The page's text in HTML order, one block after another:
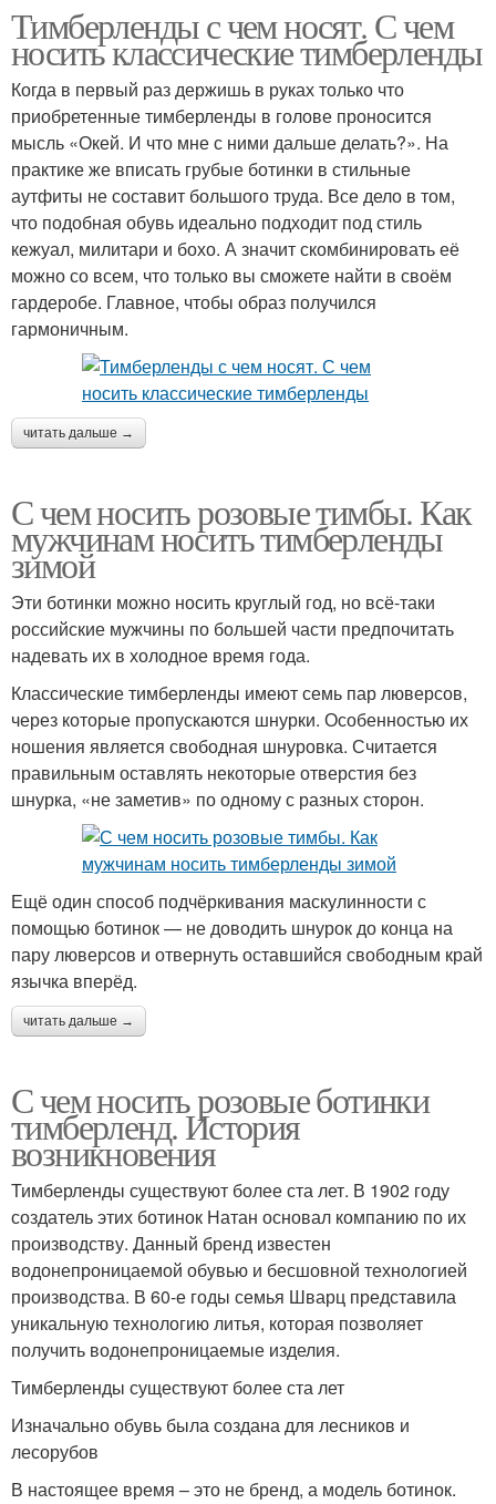
Тимберленды с чем носят. С чем
носить классические тимберленды
Когда в первый раз держишь в руках только что
приобретенные тимберленды в голове проносится
мысль «Окей. И что мне с ними дальше делать?». На
практике же вписать грубые ботинки в стильные
аутфиты не составит большого труда. Все дело в том,
что подобная обувь идеально подходит под стиль
кежуал, милитари и бохо. А значит скомбинировать её
можно со всем, что только вы сможете найти в своём
гардеробе. Главное, чтобы образ получился
гармоничным.
читать дальше →
С чем носить розовые тимбы. Как
мужчинам носить тимберленды
зимой
Эти ботинки можно носить круглый год, но всё-таки
российские мужчины по большей части предпочитать
надевать их в холодное время года.
Классические тимберленды имеют семь пар люверсов,
через которые пропускаются шнурки. Особенностью их
ношения является свободная шнуровка. Считается
правильным оставлять некоторые отверстия без
шнурка, «не заметив» по одному с разных сторон.
Ещё один способ подчёркивания маскулинности с
помощью ботинок — не доводить шнурок до конца на
пару люверсов и отвернуть оставшийся свободным край
язычка вперёд.
читать дальше →
С чем носить розовые ботинки
тимберленд. История
возникновения
Тимберленды существуют более ста лет. В 1902 году
создатель этих ботинок Натан основал компанию по их
производству. Данный бренд известен
водонепроницаемой обувью и бесшовной технологией
производства. В 60-е годы семья Шварц представила
уникальную технологию литья, которая позволяет
получить водонепроницаемые изделия.
Тимберленды существуют более ста лет
Изначально обувь была создана для лесников и
лесорубов
В настоящее время – это не бренд, а модель ботинок.